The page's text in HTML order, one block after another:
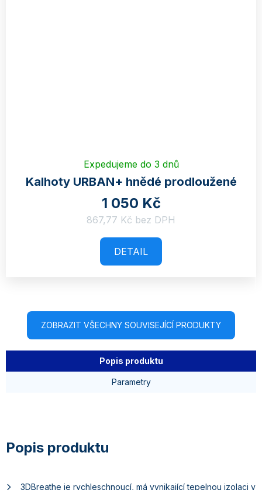
Expedujeme do 3 dnů
Kalhoty URBAN+ hnědé prodloužené
1 050 Kč
867,77 Kč bez DPH
DETAIL
ZOBRAZIT VŠECHNY SOUVISEJÍCÍ PRODUKTY
Popis produktu
Parametry
3DBreathe je rychleschnoucí, má vynikající tepelnou izolaci v